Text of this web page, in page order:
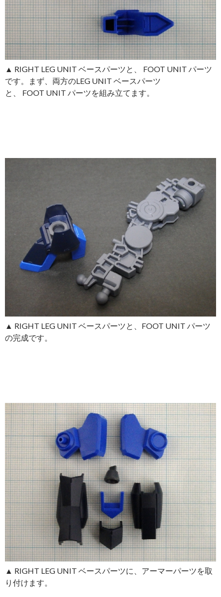
▲ RIGHT LEG UNIT ベースパーツと、 FOOT UNIT パーツ
です。まず、両方のLEG UNIT ベースパーツ
と、 FOOT UNIT パーツを組み立てます。
▲ RIGHT LEG UNIT ベースパーツと、FOOT UNIT パーツ
の完成です。
▲ RIGHT LEG UNIT ベースパーツに、アーマーパーツを取
り付けます。